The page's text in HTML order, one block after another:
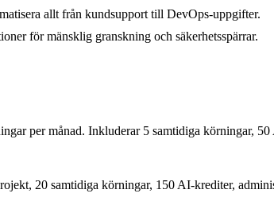
allt från kundsupport till DevOps-uppgifter.
för mänsklig granskning och säkerhetsspärrar.
per månad. Inkluderar 5 samtidiga körningar,
20 samtidiga körningar, 150 AI-krediter,